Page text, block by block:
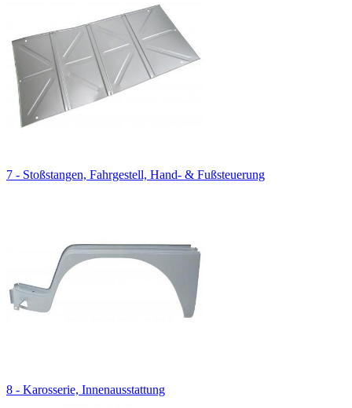
7 - Stoßstangen, Fahrgestell, Hand- & Fußsteuerung
8 - Karosserie, Innenausstattung